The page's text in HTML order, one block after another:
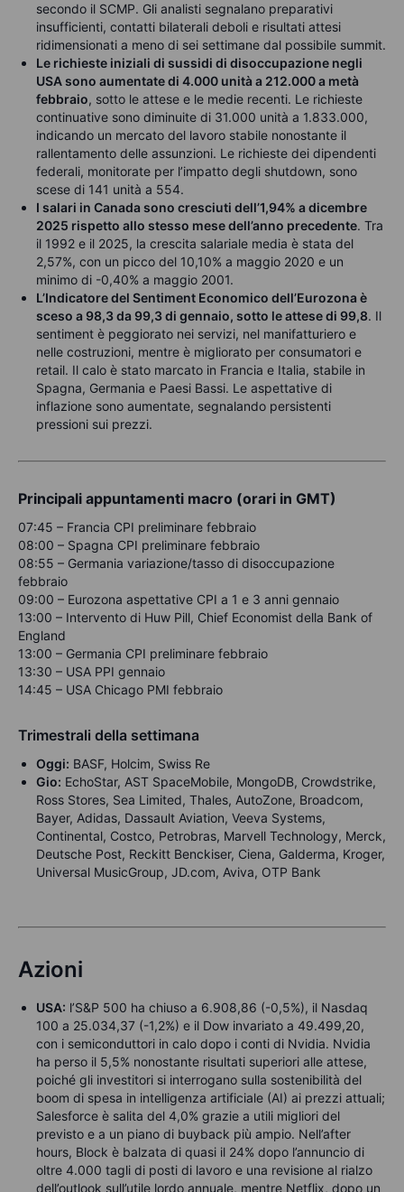
secondo il SCMP. Gli analisti segnalano preparativi
insufficienti, contatti bilaterali deboli e risultati attesi
ridimensionati a meno di sei settimane dal possibile summit.
Le richieste iniziali di sussidi di disoccupazione negli
USA sono aumentate di 4.000 unità a 212.000 a metà
febbraio, sotto le attese e le medie recenti. Le richieste
continuative sono diminuite di 31.000 unità a 1.833.000,
indicando un mercato del lavoro stabile nonostante il
rallentamento delle assunzioni. Le richieste dei dipendenti
federali, monitorate per l’impatto degli shutdown, sono
scese di 141 unità a 554.
I salari in Canada sono cresciuti dell’1,94% a dicembre
2025 rispetto allo stesso mese dell’anno precedente. Tra
il 1992 e il 2025, la crescita salariale media è stata del
2,57%, con un picco del 10,10% a maggio 2020 e un
minimo di -0,40% a maggio 2001.
L’Indicatore del Sentiment Economico dell’Eurozona è
sceso a 98,3 da 99,3 di gennaio, sotto le attese di 99,8. Il
sentiment è peggiorato nei servizi, nel manifatturiero e
nelle costruzioni, mentre è migliorato per consumatori e
retail. Il calo è stato marcato in Francia e Italia, stabile in
Spagna, Germania e Paesi Bassi. Le aspettative di
inflazione sono aumentate, segnalando persistenti
pressioni sui prezzi.
Principali appuntamenti macro (orari in GMT)
07:45 – Francia CPI preliminare febbraio
08:00 – Spagna CPI preliminare febbraio
08:55 – Germania variazione/tasso di disoccupazione
febbraio
09:00 – Eurozona aspettative CPI a 1 e 3 anni gennaio
13:00 – Intervento di Huw Pill, Chief Economist della Bank of
England
13:00 – Germania CPI preliminare febbraio
13:30 – USA PPI gennaio
14:45 – USA Chicago PMI febbraio
Trimestrali della settimana
Oggi: BASF, Holcim, Swiss Re
Gio: EchoStar, AST SpaceMobile, MongoDB, Crowdstrike,
Ross Stores, Sea Limited, Thales, AutoZone, Broadcom,
Bayer, Adidas, Dassault Aviation, Veeva Systems,
Continental, Costco, Petrobras, Marvell Technology, Merck,
Deutsche Post, Reckitt Benckiser, Ciena, Galderma, Kroger,
Universal MusicGroup, JD.com, Aviva, OTP Bank
Azioni
USA: l’S&P 500 ha chiuso a 6.908,86 (-0,5%), il Nasdaq
100 a 25.034,37 (-1,2%) e il Dow invariato a 49.499,20,
con i semiconduttori in calo dopo i conti di Nvidia. Nvidia
ha perso il 5,5% nonostante risultati superiori alle attese,
poiché gli investitori si interrogano sulla sostenibilità del
boom di spesa in intelligenza artificiale (AI) ai prezzi attuali;
Salesforce è salita del 4,0% grazie a utili migliori del
previsto e a un piano di buyback più ampio. Nell’after
hours, Block è balzata di quasi il 24% dopo l’annuncio di
oltre 4.000 tagli di posti di lavoro e una revisione al rialzo
dell’outlook sull’utile lordo annuale, mentre Netflix, dopo un